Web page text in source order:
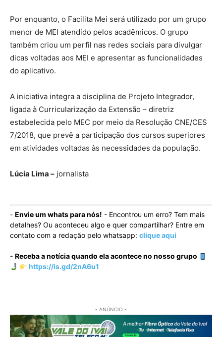
Por enquanto, o Facilita Mei será utilizado por um grupo
menor de MEI atendido pelos acadêmicos. O grupo
também criou um perfil nas redes sociais para divulgar
dicas voltadas aos MEI e apresentar as funcionalidades
do aplicativo.
A iniciativa integra a disciplina de Projeto Integrador,
ligada à Curricularização da Extensão – diretriz
estabelecida pelo MEC por meio da Resolução CNE/CES
7/2018, que prevê a participação dos cursos superiores
em atividades voltadas às necessidades da população.
Lúcia Lima – jornalista
- Envie um whats para nós! - Encontrou um erro? Tem mais
detalhes? Ou aconteceu algo e quer compartilhar? Entre em
contato com a redação pelo whatsapp: clique aqui
- Receba a notícia quando ela acontece no nosso grupo
https://is.gd/2nA6u1
- ANÚNCIO -